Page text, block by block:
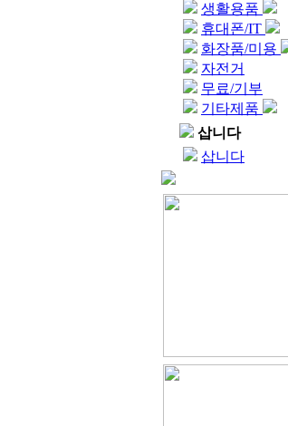
생활용품
휴대폰/IT
화장품/미용
자전거
무료/기부
기타제품
삽니다
삽니다